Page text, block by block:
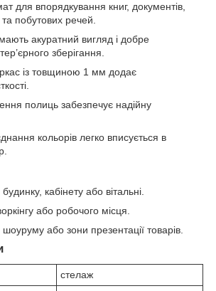
для впорядкування книг, документів,
побутових речей.
акуратний вигляд і добре
зберігання.
із товщиною 1 мм додає
полиць забезпечує надійну
кольорів легко вписується в
кабінету або вітальні.
або робочого місця.
або зони презентації товарів.
стелаж